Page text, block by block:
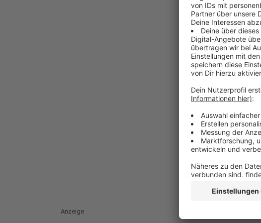
Anzeige